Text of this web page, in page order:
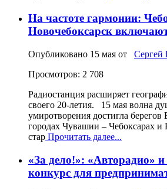
На частоте гармонии:
Новочебоксарск
Опубликовано 15 мая от Сергей
Просмотров: 2 708
Радиостанция расширяет
своего 20‑летия. 15 мая волна
умиротворения достигла берегов
городах Чувашии – Чебоксарах и
стар Прочитать далее...
«За дело!»: «Авторадио»
конкурс для